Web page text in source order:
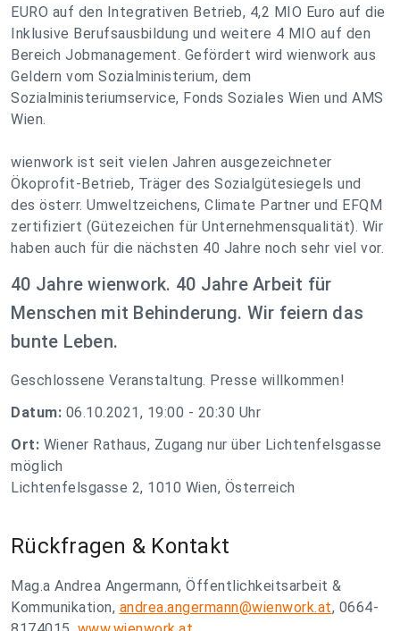
EURO auf den Integrativen Betrieb, 4,2 MIO Euro auf die
Inklusive Berufsausbildung und weitere 4 MIO auf den
Bereich Jobmanagement. Gefördert wird wienwork aus
Geldern vom Sozialministerium, dem
Sozialministeriumservice, Fonds Soziales Wien und AMS
Wien.
wienwork ist seit vielen Jahren ausgezeichneter
Ökoprofit-Betrieb, Träger des Sozialgütesiegels und
des österr. Umweltzeichens, Climate Partner und EFQM
zertifiziert (Gütezeichen für Unternehmensqualität). Wir
haben auch für die nächsten 40 Jahre noch sehr viel vor.
40 Jahre wienwork. 40 Jahre Arbeit für
Menschen mit Behinderung. Wir feiern das
bunte Leben.
Geschlossene Veranstaltung. Presse willkommen!
Datum: 06.10.2021, 19:00 - 20:30 Uhr
Ort: Wiener Rathaus, Zugang nur über Lichtenfelsgasse
möglich
Lichtenfelsgasse 2, 1010 Wien, Österreich
Rückfragen & Kontakt
Mag.a Andrea Angermann, Öffentlichkeitsarbeit &
Kommunikation, andrea.angermann@wienwork.at, 0664-